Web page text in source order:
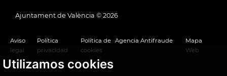
Utilizamos cookies
Ajuntament de València © 2026
Aviso
legal
Política
privacidad
Política de
cookies
Agencia Antifraude
Mapa
Web